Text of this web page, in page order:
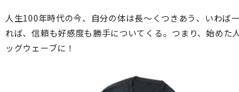
人生100年時代の今、自分の体は長〜くつきあう、いわば
れば、信頼も好感度も勝手についてくる。つまり、始め
ッグウェーブに！